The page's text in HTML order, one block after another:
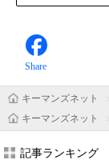
Share
キーマンズネット
キーマンズネット
記事ランキング